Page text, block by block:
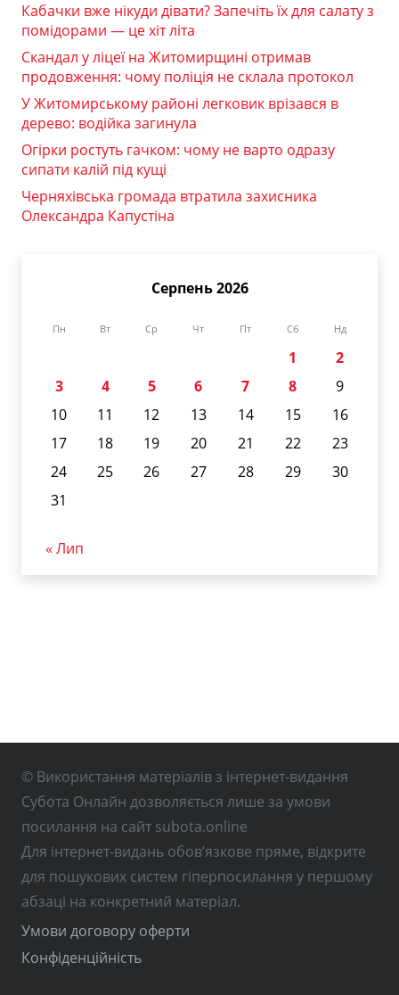
Кабачки вже нікуди дівати? Запечіть їх для салату з
помідорами — це хіт літа
Скандал у ліцеї на Житомирщині отримав
продовження: чому поліція не склала протокол
У Житомирському районі легковик врізався в
дерево: водійка загинула
Огірки ростуть гачком: чому не варто одразу
сипати калій під кущі
Черняхівська громада втратила захисника
Олександра Капустіна
Серпень 2026
Пн Вт Ср Чт Пт Сб Нд
1
2
3
4 5 6 7 8
9
10
11 12 13 14 15
16
17
18 19 20 21 22
23
24
25 26 27 28 29
30
31
« Лип
© Використання матеріалів з інтернет-видання
Субота Онлайн дозволяється лише за умови
посилання на сайт subota.online
Для інтернет-видань обов’язкове пряме, відкрите
для пошукових систем гіперпосилання у першому
абзаці на конкретний матеріал.
Умови договору оферти
Конфіденційність